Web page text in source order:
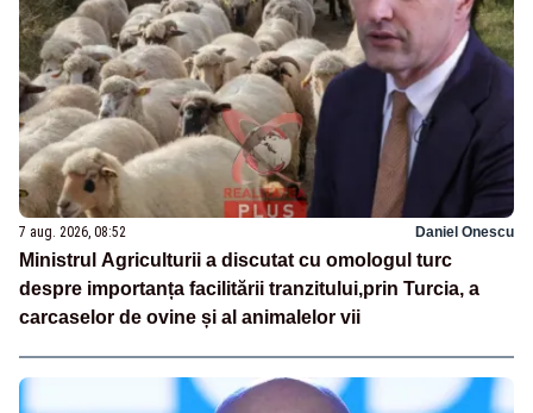
7 aug. 2026, 08:52 Daniel Onescu
Ministrul Agriculturii a discutat cu omologul turc
despre importanța facilitării tranzitului,prin Turcia, a
carcaselor de ovine și al animalelor vii